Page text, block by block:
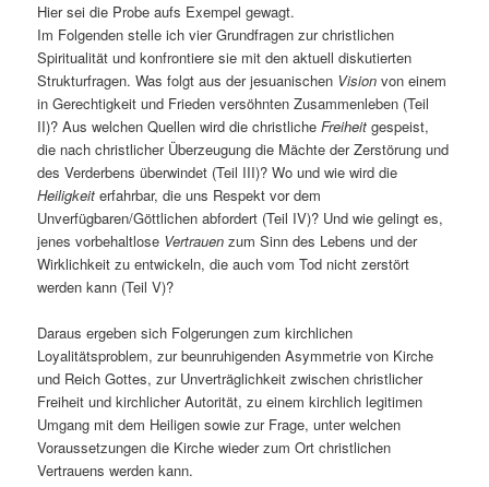
Hier sei die Probe aufs Exempel gewagt.
Im Folgenden stelle ich vier Grundfragen zur christlichen
Spiritualität und konfrontiere sie mit den aktuell diskutierten
Strukturfragen. Was folgt aus der jesuanischen Vision von einem
in Gerechtigkeit und Frieden versöhnten Zusammenleben (Teil
II)? Aus welchen Quellen wird die christlicheFreiheit gespeist,
die nach christlicher Überzeugung die Mächte der Zerstörung und
des Verderbens überwindet (Teil III)? Wo und wie wird die
Heiligkeit erfahrbar, die uns Respekt vor dem
Unverfügbaren/Göttlichen abfordert (Teil IV)? Und wie gelingt es,
jenes vorbehaltlose Vertrauen zum Sinn des Lebens und der
Wirklichkeit zu entwickeln, die auch vom Tod nicht zerstört
werden kann (Teil V)?
Daraus ergeben sich Folgerungen zum kirchlichen
Loyalitätsproblem, zur beunruhigenden Asymmetrie von Kirche
und Reich Gottes, zur Unverträglichkeit zwischen christlicher
Freiheit und kirchlicher Autorität, zu einem kirchlich legitimen
Umgang mit dem Heiligen sowie zur Frage, unter welchen
Voraussetzungen die Kirche wieder zum Ort christlichen
Vertrauens werden kann.